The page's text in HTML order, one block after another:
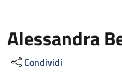
Alessandra
Condividi